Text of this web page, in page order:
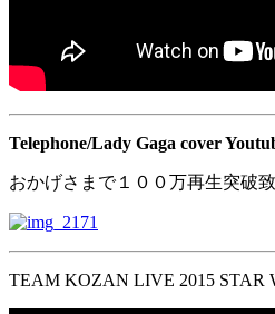
Telephone/Lady Gaga cover
おかげさまで１００万再生突破
TEAM KOZAN LIVE 2015 STAR